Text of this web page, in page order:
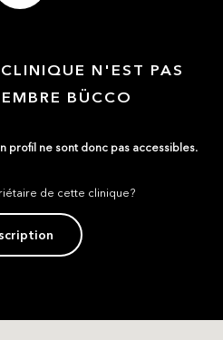
N'EST PAS
BÜCCO
profil ne sont donc pas accessibles.
de cette clinique?